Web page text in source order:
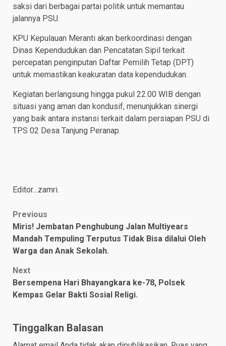
saksi dari berbagai partai politik untuk memantau
jalannya PSU.
KPU Kepulauan Meranti akan berkoordinasi dengan
Dinas Kependudukan dan Pencatatan Sipil terkait
percepatan penginputan Daftar Pemilih Tetap (DPT)
untuk memastikan keakuratan data kependudukan.
Kegiatan berlangsung hingga pukul 22.00 WIB dengan
situasi yang aman dan kondusif, menunjukkan sinergi
yang baik antara instansi terkait dalam persiapan PSU di
TPS 02 Desa Tanjung Peranap.
Editor…zamri.
Post
navigation
Previous
Miris! Jembatan Penghubung Jalan Multiyears
Mandah Tempuling Terputus Tidak Bisa dilalui Oleh
Warga dan Anak Sekolah.
Next
Bersempena Hari Bhayangkara ke-78, Polsek
Kempas Gelar Bakti Sosial Religi.
Tinggalkan Balasan